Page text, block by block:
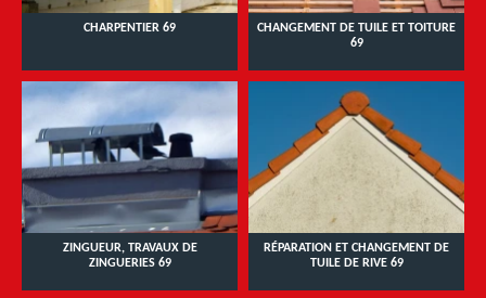
CHARPENTIER 69
CHANGEMENT DE TUILE ET TOITURE
69
ZINGUEUR, TRAVAUX DE
ZINGUERIES 69
RÉPARATION ET CHANGEMENT DE
TUILE DE RIVE 69